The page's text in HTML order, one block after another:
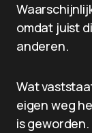
omdat juist
anderen.
Wat
eigen weg
is